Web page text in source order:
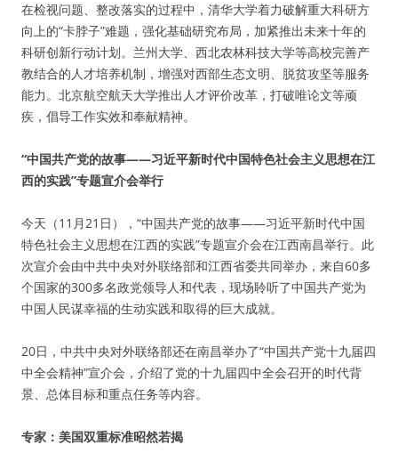
在检视问题、整改落实的过程中，清华大学着力破解重大科研方
向上的“卡脖子”难题，强化基础研究布局，加紧推出未来十年的
科研创新行动计划。兰州大学、西北农林科技大学等高校完善产
教结合的人才培养机制，增强对西部生态文明、脱贫攻坚等服务
能力。北京航空航天大学推出人才评价改革，打破唯论文等顽
疾，倡导工作实效和奉献精神。
“中国共产党的故事——习近平新时代中国特色社会主义思想在江
西的实践”专题宣介会举行
今天（11月21日），“中国共产党的故事——习近平新时代中国
特色社会主义思想在江西的实践”专题宣介会在江西南昌举行。此
次宣介会由中共中央对外联络部和江西省委共同举办，来自60多
个国家的300多名政党领导人和代表，现场聆听了中国共产党为
中国人民谋幸福的生动实践和取得的巨大成就。
20日，中共中央对外联络部还在南昌举办了“中国共产党十九届四
中全会精神”宣介会，介绍了党的十九届四中全会召开的时代背
景、总体目标和重点任务等内容。
专家：美国双重标准昭然若揭